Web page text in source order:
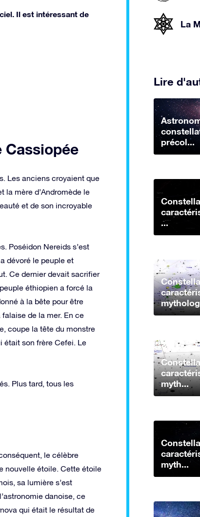
Il est intéressant de
Les anciens croyaient que
la mère d’Andromède le
et de son incroyable
Poséidon Nereids s’est
dévoré le peuple et
Ce dernier devait sacrifier
éthiopien a forcé la
à la bête pour être
de la mer. En ce
coupe la tête du monstre
était son frère Cefei. Le
Plus tard, tous les
le célèbre
nouvelle étoile. Cette étoile
sa lumière s’est
danoise, ce
qui était le résultat de
La
Lire
précol...
...
myth...
myth...